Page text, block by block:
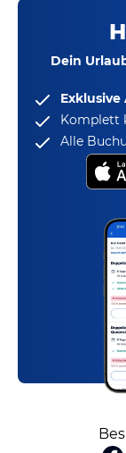
Dein
Komplett
Alle